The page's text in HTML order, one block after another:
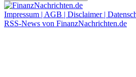
Impressum | AGB | Disclaimer |
RSS-News von FinanzNachrichten.de